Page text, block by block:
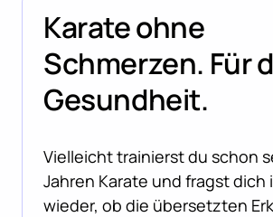
Karate ohne
Schmerzen. Für
Gesundheit.
Vielleicht trainierst du schon
Jahren Karate und fragst dich
wieder, ob die übersetzten